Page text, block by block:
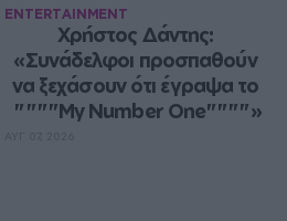
ENTERTAINMENT
Χρήστος Δάντης:
«Συνάδελφοι προσπαθούν
να ξεχάσουν ότι έγραψα το
""""My Number One""""»